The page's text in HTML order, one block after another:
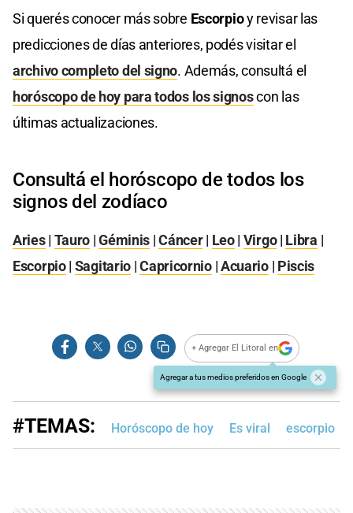
Si querés conocer más sobre Escorpioy revisar las
predicciones de días anteriores, podés visitar el
archivo completo del signo. Además, consultá el
horóscopo de hoy para todos los signoscon las
últimas actualizaciones.
Consultá el horóscopo de todos los
signos del zodíaco
Aries| Tauro |Géminis |Cáncer| Leo| Virgo| Libra |
Escorpio| Sagitario |Capricornio|Acuario| Piscis
+ Agregar El Litoral en
Agregar a tus medios preferidos en Google
#TEMAS: Horóscopo de hoy Es viral escorpio